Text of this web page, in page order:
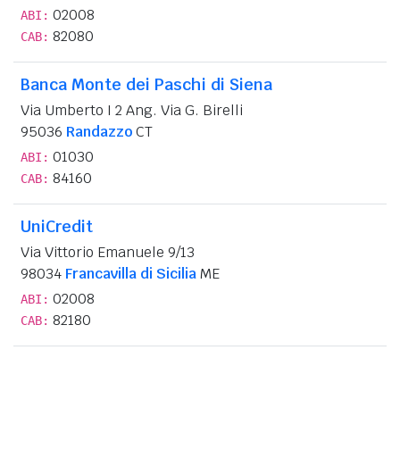
ABI: 02008
CAB: 82080
Banca Monte dei Paschi di Siena
Via Umberto I 2 Ang. Via G. Birelli
95036 RandazzoCT
ABI: 01030
CAB: 84160
UniCredit
Via Vittorio Emanuele 9/13
98034 Francavilla di SiciliaME
ABI: 02008
CAB: 82180